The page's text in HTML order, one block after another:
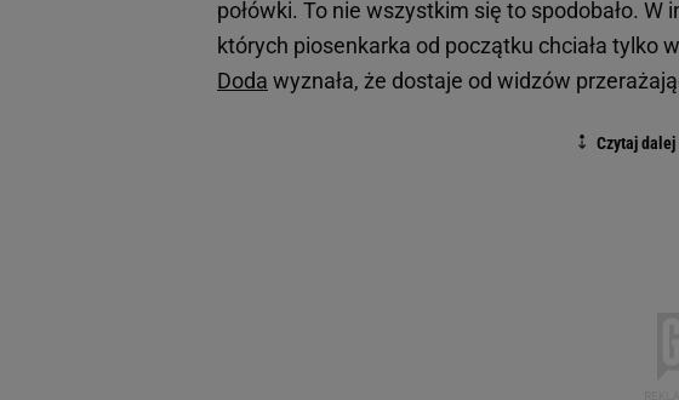
połówki. To nie wszystkim się to spodobało. W
których piosenkarka od początku chciała tylko
Doda wyznała, że dostaje od widzów